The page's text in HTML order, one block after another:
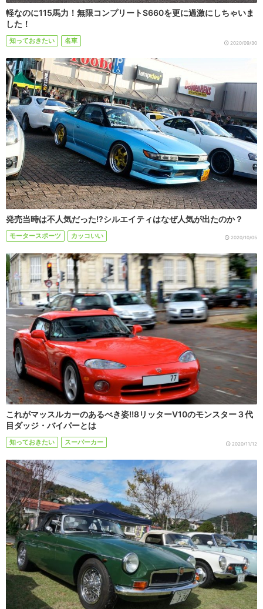
軽なのに115馬力！無限コンプリートS660を更に過激にしちゃいま
した！
知っておきたい 名車 2020/09/30
発売当時は不人気だった!?シルエイティはなぜ人気が出たのか？
モータースポーツ カッコいい 2020/10/05
これがマッスルカーのあるべき姿!!8リッターV10のモンスター３代
目ダッジ・バイパーとは
知っておきたい スーパーカー 2020/11/12